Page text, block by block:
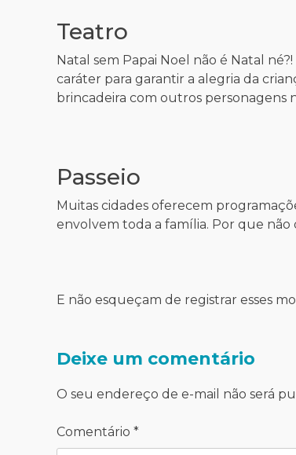
Teatro
Natal sem Papai Noel não é Natal
caráter para garantir a alegria da
brincadeira com outros personagens
Passeio
Muitas cidades oferecem
envolvem toda a família. Por que
E não esqueçam de registrar esses
Deixe um comentário
O seu endereço de e-mail não será
Comentário *